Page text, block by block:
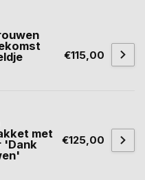
€115,00
met
'Dank
€125,00